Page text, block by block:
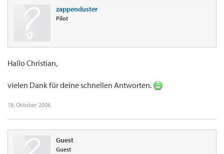
zappenduster
Pilot
Hallo Christian,
vielen Dank für deine schnellen Antworten.
18. Oktober 2006
Guest
Guest